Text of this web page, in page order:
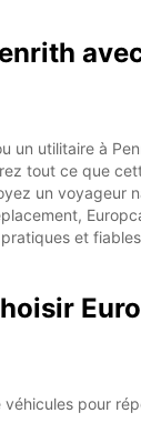
un utilitaire à
tout ce que
un voyageur
et
pour